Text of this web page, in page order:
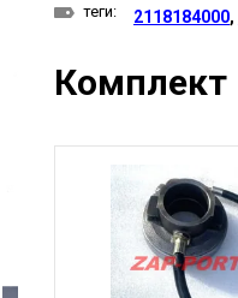
теги: 2118184000,
Комплект